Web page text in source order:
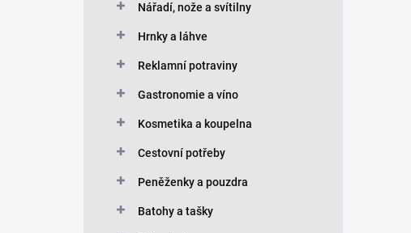
Nářadí, nože a svítilny
Hrnky a láhve
Reklamní potraviny
Gastronomie a víno
Kosmetika a koupelna
Cestovní potřeby
Peněženky a pouzdra
Batohy a tašky